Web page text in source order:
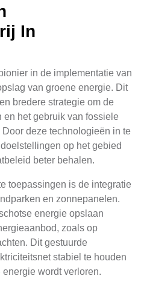
In
in de implementatie van
van groene energie. Dit
bredere strategie om de
en het gebruik van fossiele
deze technologieën in te
op het gebied
beter behalen.
toepassingen is de integratie
en zonnepanelen.
energie opslaan
zoals op
Dit gestuurde
stabiel te houden
wordt verloren.